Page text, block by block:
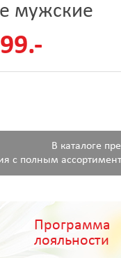
мужские
В каталоге
с полным
Программа
лояльности